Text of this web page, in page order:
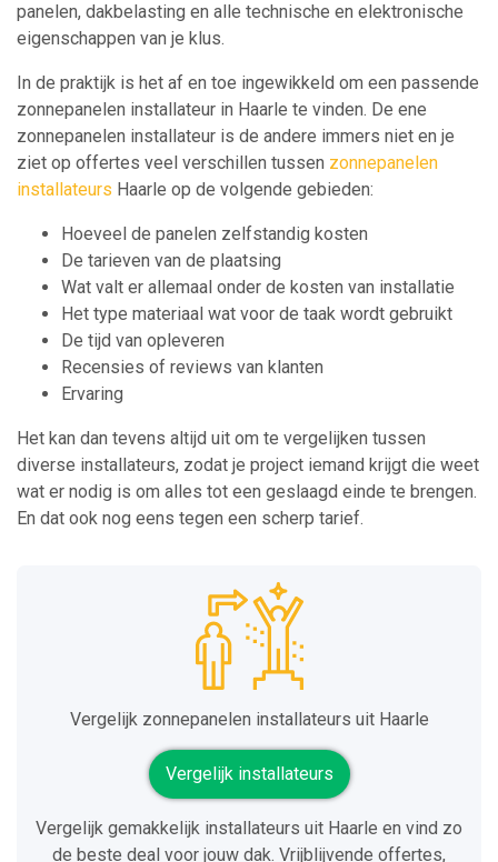
panelen, dakbelasting en alle technische en elektronische
eigenschappen van je klus.
In de praktijk is het af en toe ingewikkeld om een passende
zonnepanelen installateur in Haarle te vinden. De ene
zonnepanelen installateur is de andere immers niet en je
ziet op offertes veel verschillen tussen zonnepanelen
installateurs Haarle op de volgende gebieden:
Hoeveel de panelen zelfstandig kosten
De tarieven van de plaatsing
Wat valt er allemaal onder de kosten van installatie
Het type materiaal wat voor de taak wordt gebruikt
De tijd van opleveren
Recensies of reviews van klanten
Ervaring
Het kan dan tevens altijd uit om te vergelijken tussen
diverse installateurs, zodat je project iemand krijgt die weet
wat er nodig is om alles tot een geslaagd einde te brengen.
En dat ook nog eens tegen een scherp tarief.
Vergelijk zonnepanelen installateurs uit Haarle
Vergelijk installateurs
Vergelijk gemakkelijk installateurs uit Haarle en vind zo
de beste deal voor jouw dak. Vrijblijvende offertes,